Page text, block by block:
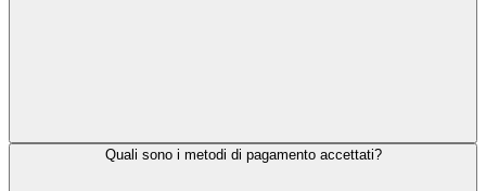
Quali sono i metodi di pagamento accettati?